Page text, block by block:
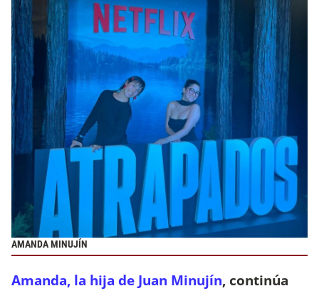
AMANDA MINUJÍN
Amanda, la hija de Juan Minujín, continúa